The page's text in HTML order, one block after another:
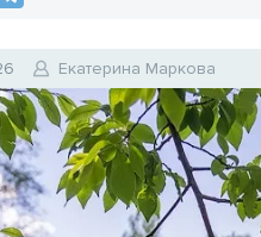
Екатерина Маркова